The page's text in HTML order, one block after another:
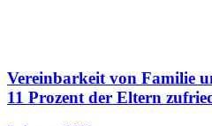
Vereinbarkeit von Familie
11 Prozent der Eltern